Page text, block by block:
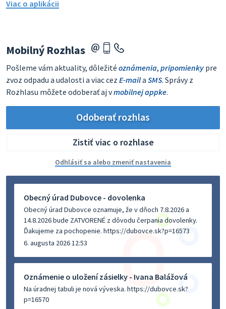
Viac o aplikácii
Mobilný Rozhlas
Pošleme vám aktuality, dôležité oznámenia, pripomienky pre
zvoz odpadu a udalosti a viac cez E-maila SMS. Správy z
Rozhlasu môžete odoberať aj vmobilnej appke.
Odoberať rozhlas
Zistiť viac o rozhlase
Odhlásiť sa alebo zmeniť nastavenia
Obecný úrad Dubovce - dovolenka
Obecný úrad Dubovce oznamuje, že v dňoch 7.8.2026 a
14.8.2026 bude ZATVORENÉ z dôvodu čerpania dovolenky.
Ďakujeme za pochopenie. https://dubovce.sk?p=16573
6. augusta 2026 12:53
Oznámenie o uložení zásielky - Ivana Balážová
Na úradnej tabuli je nová výveska. https://dubovce.sk?
p=16570